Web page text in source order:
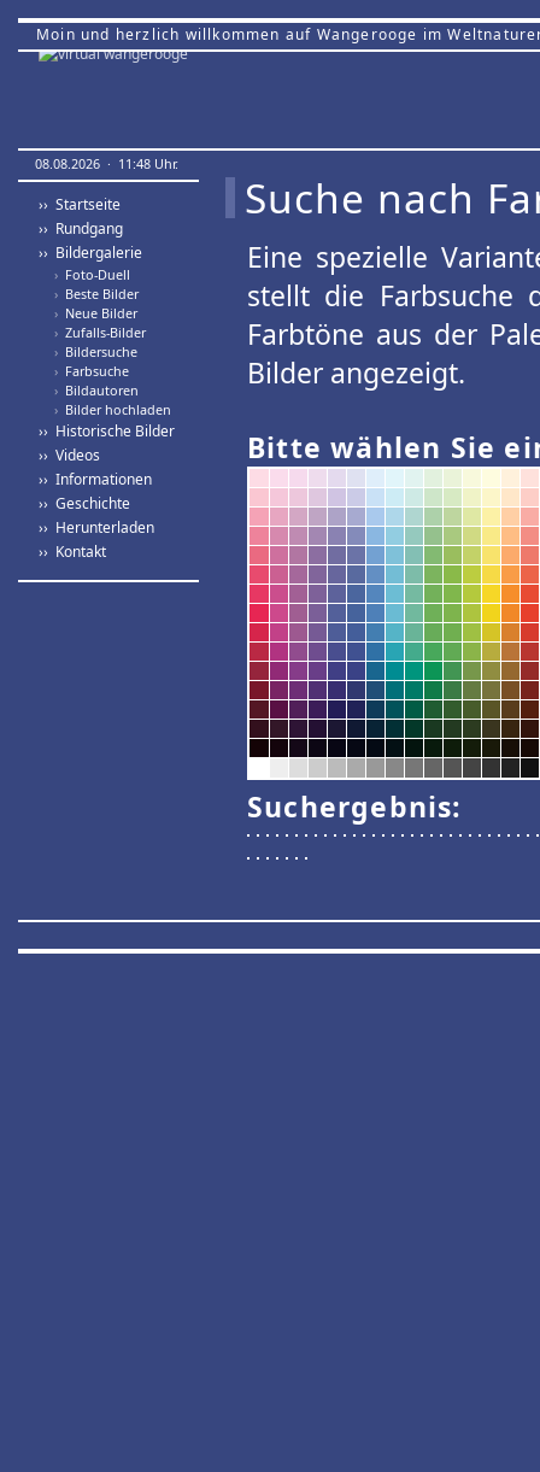
Moin und herzlich willkommen auf Wangerooge im
08.08.2026 · 11:48 Uhr.
›› Startseite
›› Rundgang
›› Bildergalerie
› Foto-Duell
› Beste Bilder
› Neue Bilder
› Zufalls-Bilder
› Bildersuche
› Farbsuche
› Bildautoren
› Bilder hochladen
›› Historische Bilder
›› Videos
›› Informationen
›› Geschichte
›› Herunterladen
›› Kontakt
Suche nach
Eine spezielle
stellt die Farbsuche
Farbtöne aus der
Bilder angezeigt.
Bitte wählen Sie
Suchergebnis: